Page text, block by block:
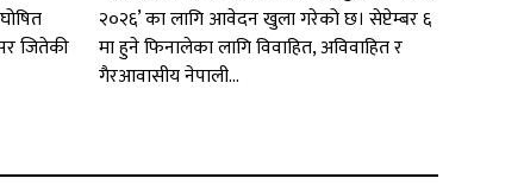
जितेकी
२०२६’ का लागि आवेदन खुला गरेको छ। सेप्टेम्बर ६
मा हुने फिनालेका लागि विवाहित, अविवाहित र
गैरआवासीय नेपाली...